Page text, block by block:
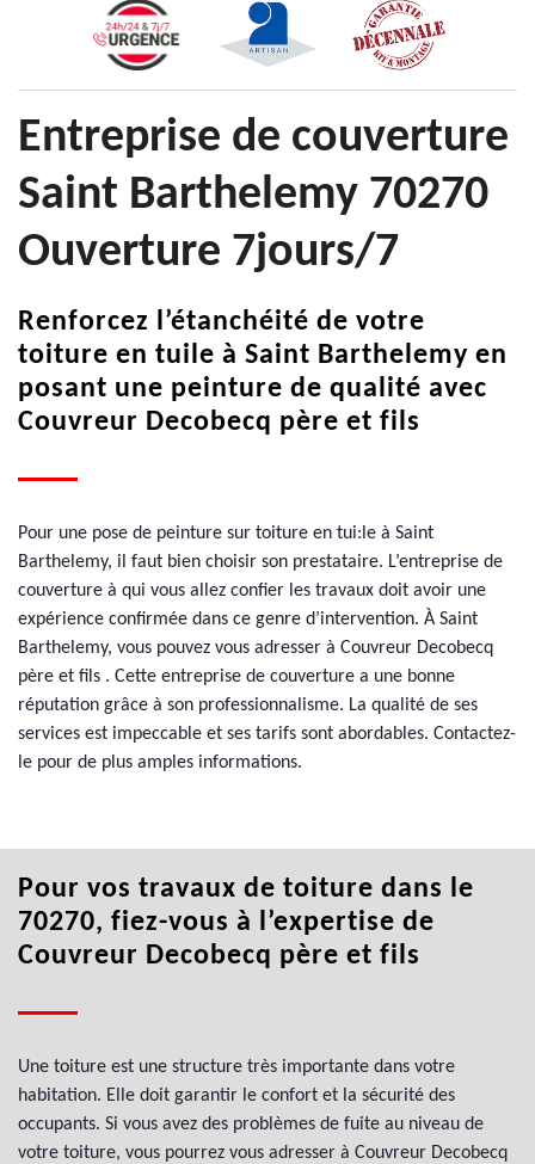
Entreprise de couverture
Saint Barthelemy 70270
Ouverture 7jours/7
Renforcez l’étanchéité de votre
toiture en tuile à Saint Barthelemy en
posant une peinture de qualité avec
Couvreur Decobecq père et fils
Pour une pose de peinture sur toiture en tui:le à Saint
Barthelemy, il faut bien choisir son prestataire. L’entreprise de
couverture à qui vous allez confier les travaux doit avoir une
expérience confirmée dans ce genre d’intervention. À Saint
Barthelemy, vous pouvez vous adresser à Couvreur Decobecq
père et fils . Cette entreprise de couverture a une bonne
réputation grâce à son professionnalisme. La qualité de ses
services est impeccable et ses tarifs sont abordables. Contactez-
le pour de plus amples informations.
Pour vos travaux de toiture dans le
70270, fiez-vous à l’expertise de
Couvreur Decobecq père et fils
Une toiture est une structure très importante dans votre
habitation. Elle doit garantir le confort et la sécurité des
occupants. Si vous avez des problèmes de fuite au niveau de
votre toiture, vous pourrez vous adresser à Couvreur Decobecq